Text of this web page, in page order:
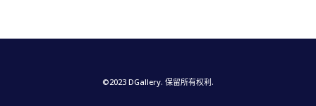
©2023 DGallery. 保留所有权利.